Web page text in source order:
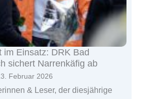
im Einsatz: DRK Bad
sichert Narrenkäfig ab
Februar 2026
& Leser, der diesjährige